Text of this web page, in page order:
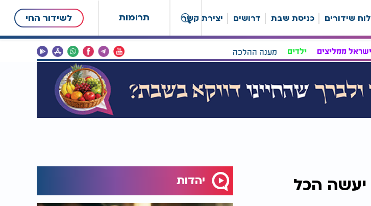
תרומות לשידור החי לוח שידורים כניסת שבת דרושים יצירת קשר
ישראל ממליצים ילדים מענה ההלכה
יעשה הכל
יהדות